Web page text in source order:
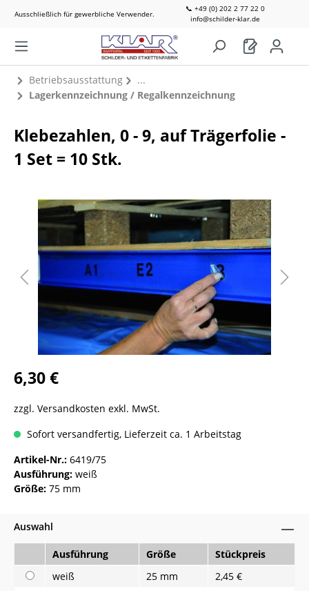
Ausschließlich für gewerbliche Verwender.
📞 +49 (0) 202 2 77 22 0
info@schilder-klar.de
Betriebsausstattung
Lagerkennzeichnung / Regalkennzeichnung
Klebezahlen, 0 - 9, auf Trägerfolie -
1 Set = 10 Stk.
6,30 €
zzgl. Versandkosten exkl. MwSt.
Sofort versandfertig, Lieferzeit ca. 1 Arbeitstag
Artikel-Nr.: 6419/75
Ausführung: weiß
Größe: 75 mm
Auswahl
Ausführung Größe
Stückpreis
weiß
25 mm
2,45 €